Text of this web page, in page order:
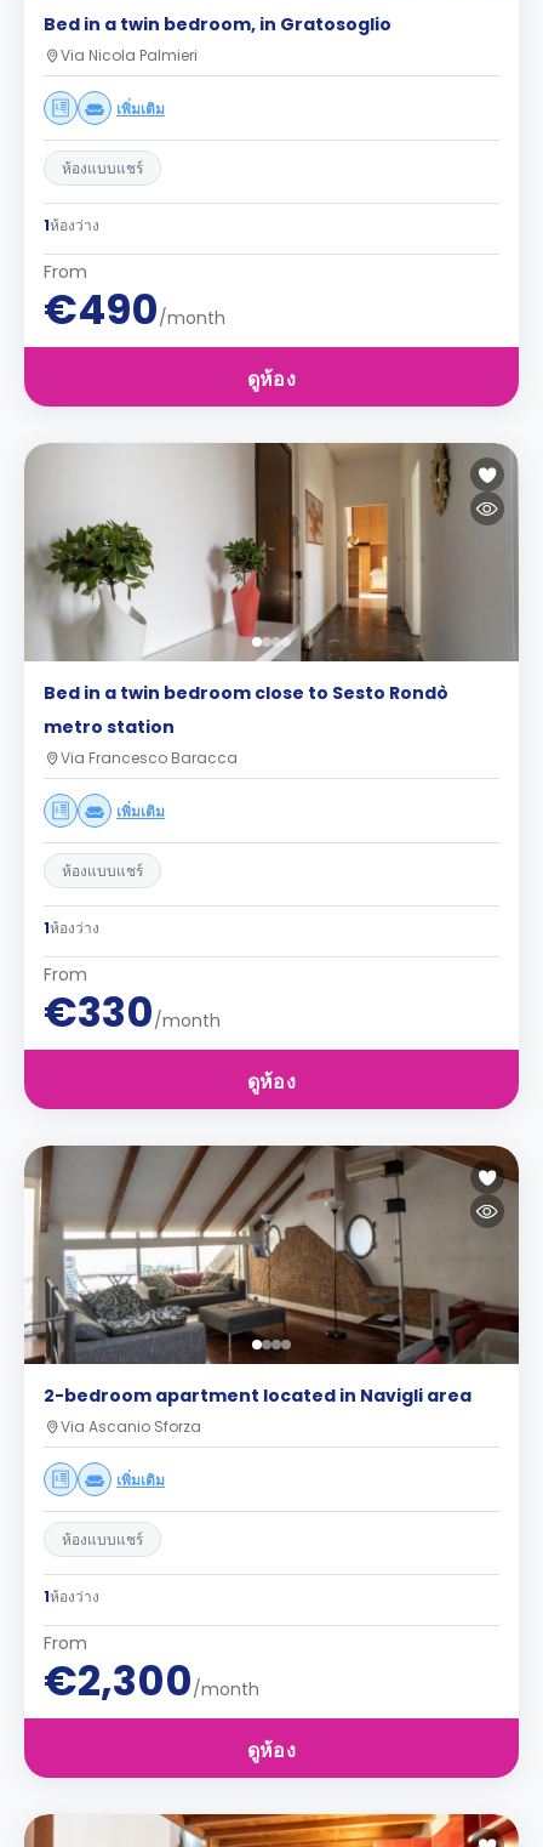
Bed in a twin bedroom, in Gratosoglio
Via Nicola Palmieri
เพิ่มเติม
ห้องแบบแชร์
1ห้องว่าง
From
€490/month
ดูห้อง
Bed in a twin bedroom close to Sesto Rondò
metro station
Via Francesco Baracca
เพิ่มเติม
ห้องแบบแชร์
1ห้องว่าง
From
€330/month
ดูห้อง
2-bedroom apartment located in Navigli area
Via Ascanio Sforza
เพิ่มเติม
ห้องแบบแชร์
1ห้องว่าง
From
€2,300/month
ดูห้อง